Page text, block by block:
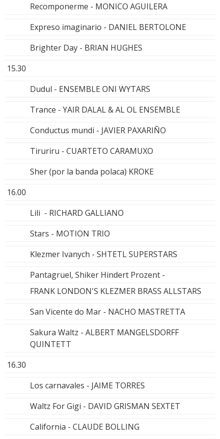
Recomponerme - MONICO AGUILERA
Expreso imaginario - DANIEL BERTOLONE
Brighter Day - BRIAN HUGHES
15.30
Dudul - ENSEMBLE ONI WYTARS
Trance - YAIR DALAL & AL OL ENSEMBLE
Conductus mundi - JAVIER PAXARIÑO
Tiruriru - CUARTETO CARAMUXO
Sher (por la banda polaca) KROKE
16.00
Lili - RICHARD GALLIANO
Stars - MOTION TRIO
Klezmer Ivanych - SHTETL SUPERSTARS
Pantagruel, Shiker Hindert Prozent -
FRANK LONDON'S KLEZMER BRASS ALLSTARS
San Vicente do Mar - NACHO MASTRETTA
Sakura Waltz - ALBERT MANGELSDORFF
QUINTETT
16.30
Los carnavales - JAIME TORRES
Waltz For Gigi - DAVID GRISMAN SEXTET
California - CLAUDE BOLLING